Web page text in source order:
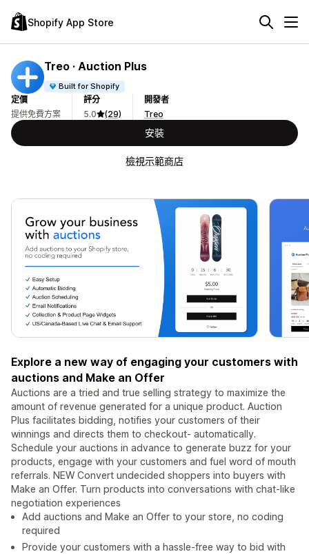
Shopify App Store
Treo · Auction Plus
Built for Shopify
定價
提供免費方案
評分
5.0
(29)
開發者
Treo
安裝
檢視示範商店
Explore a new way of engaging your customers with
auctions and Make an Offer
Auctions are a tried and true selling strategy to maximize the
amount of revenue generated for a unique product. Auction
Plus facilitates bidding, notifies your customers of their
winnings and directs them to checkout- automatically.
Schedule your auctions in advance to generate buzz for your
products, engage with your customers and fuel word of mouth
referrals. NEW Convert undecided shoppers into buyers with
Make an Offer. Turn products into conversations with chat-like
negotiation experiences
Add auctions and Make an Offer to your store, no coding
required
Provide your customers with a hassle-free way to bid with